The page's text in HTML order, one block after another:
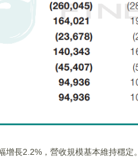
長2.2%，營收規模基本維持穩定。